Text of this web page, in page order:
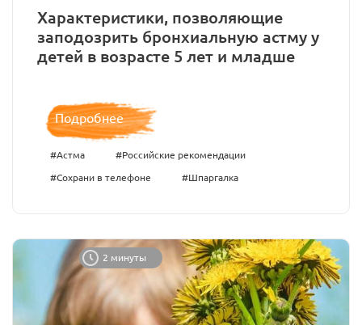
Характеристики, позволяющие
заподозрить бронхиальную астму у
детей в возрасте 5 лет и младше
Подробнее
#Астма #Российские рекомендации
#Сохрани в телефоне #Шпаргалка
2 минуты